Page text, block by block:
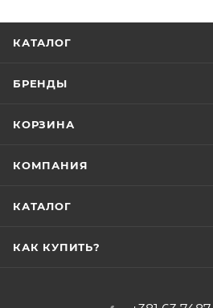
КАТАЛОГ
БРЕНДЫ
КОРЗИНА
КОМПАНИЯ
КАТАЛОГ
КАК КУПИТЬ?